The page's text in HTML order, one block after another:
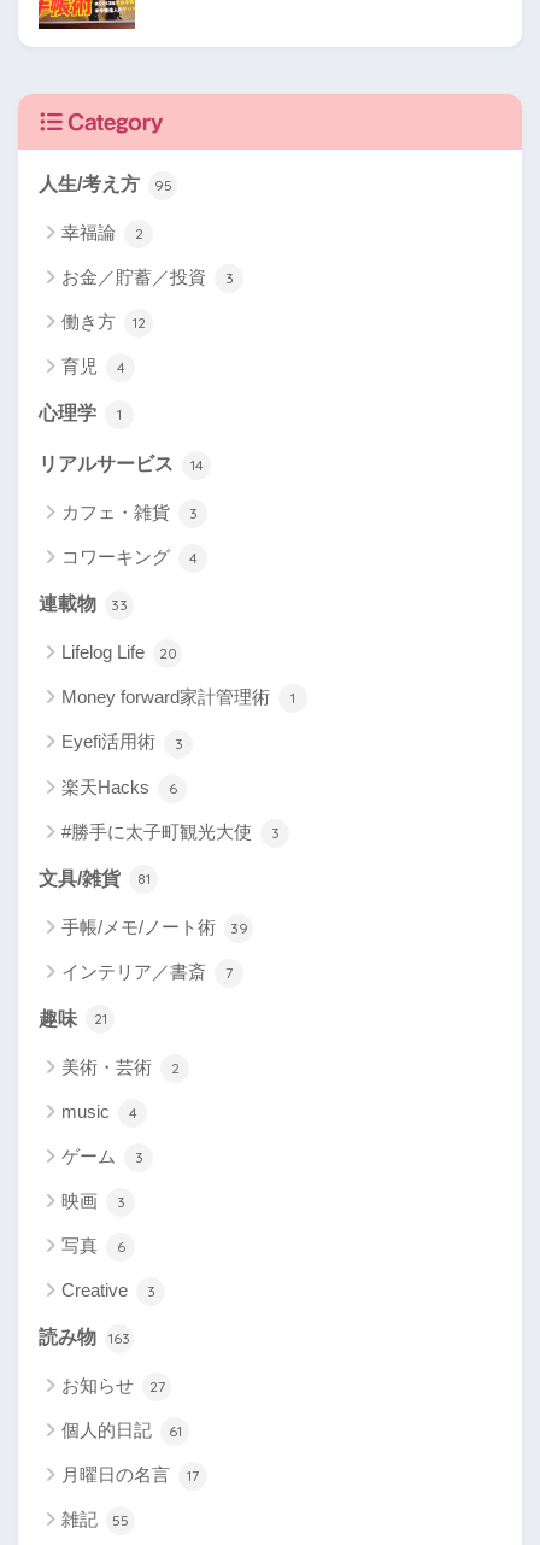
Category
人生/考え方 95
幸福論 2
お金／貯蓄／投資 3
働き方 12
育児 4
心理学 1
リアルサービス 14
カフェ・雑貨 3
コワーキング 4
連載物 33
Lifelog Life 20
Money forward家計管理術 1
Eyefi活用術 3
楽天Hacks 6
#勝手に太子町観光大使 3
文具/雑貨 81
手帳/メモ/ノート術 39
インテリア／書斎 7
趣味 21
美術・芸術 2
music 4
ゲーム 3
映画 3
写真 6
Creative 3
読み物 163
お知らせ 27
個人的日記 61
月曜日の名言 17
雑記 55